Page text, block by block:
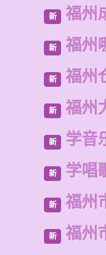
新 福州
新 福州
新 福州
新 福州
新 学音
新 学唱
新 福州
新 福州